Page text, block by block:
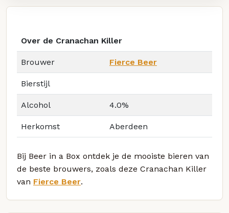
Over de Cranachan Killer
Brouwer Fierce Beer
Bierstijl
Alcohol 4.0%
Herkomst Aberdeen
Bij Beer in a Box ontdek je de mooiste bieren van
de beste brouwers, zoals deze Cranachan Killer
van Fierce Beer.